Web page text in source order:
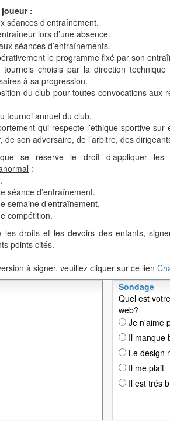
:
séances d’entraînement.
lors d’une absence.
séances d’entraînements.
le programme fixé par son
tournois choisis par la direction
à sa progression.
du club pour toutes convocations aux
tournoi annuel du club.
qui respecte l’éthique sportive
de son adversaire, de l’arbitre, des
se réserve le droit d’appliquer les
:
séance d’entraînement.
semaine d’entraînement.
compétition.
les droits et les devoirs des enfants,
points cités.
à signer, veuillez cliquer sur ce lien
Sondage
Quel est
web?
Je n'aime
Il manque
Le design
Il me plait
Il est trés